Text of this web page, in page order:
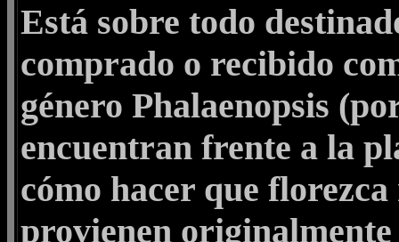
Está sobre todo
comprado o recibido
género Phalaenopsis
encuentran frente a la
cómo hacer que
provienen originalmente